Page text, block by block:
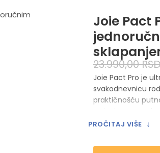
Joie Pact
23.990,00
Joie Pact Pro je
svakodnevnicu
praktičnošću
jednostavnim i
PROČITAJ VIŠE ↓